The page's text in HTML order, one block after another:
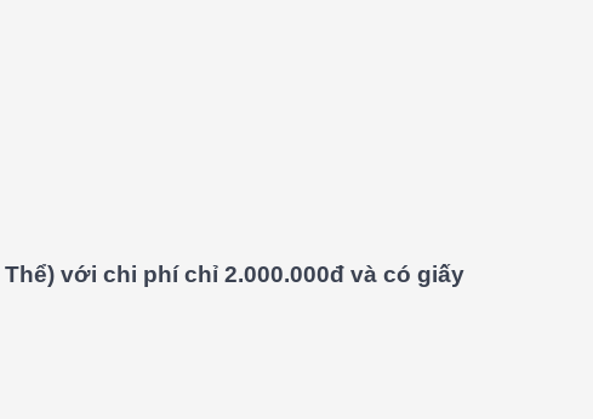
với chi phí chỉ 2.000.000đ và có giấy